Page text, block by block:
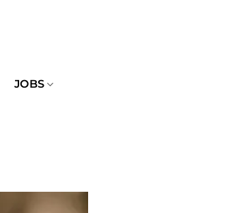
JOBS